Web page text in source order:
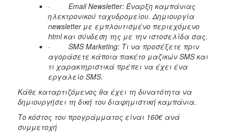
· Email Newsletter: Έναρξη καμπάνιας
ηλεκτρονικού ταχυδρομείου. Δημιουργία
newsletter με εμπλουτισμένο περιεχόμενο
html και σύνδεση της με την ιστοσελίδα σας.
· SMS Marketing: Τι να προσέξετε πριν
αγοράσετε κάποια πακέτο μαζικών SMS και
τι χαρακτηριστικά πρέπει να έχει ένα
εργαλείο SMS.
Κάθε καταρτιζόμενος θα έχει τη δυνατότητα να
δημιουργήσει τη δική του διαφημιστική καμπάνια.
Το κόστος του προγράμματος είναι 160€ ανά
συμμετοχή